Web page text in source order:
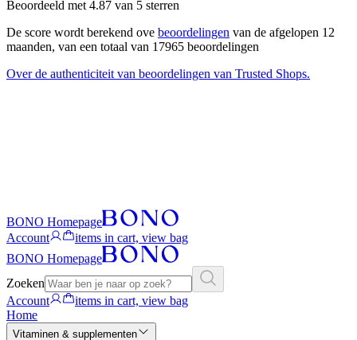
Beoordeeld met 4.87 van 5 sterren
De score wordt berekend ove beoordelingen van de afgelopen 12
maanden, van een totaal van 17965 beoordelingen
Over de authenticiteit van beoordelingen van Trusted Shops.
BONO Homepage
Account
items in cart, view bag
BONO Homepage
Zoeken
Account
items in cart, view bag
Home
Vitaminen & supplementen